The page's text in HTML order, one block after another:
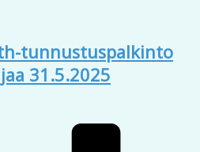
tunnustuspalkinto
31.5.2025